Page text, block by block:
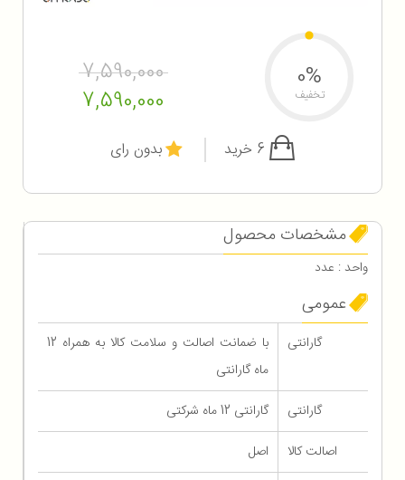
7,590,000
7,590,000
0%
تخفیف
بدون رای
مشخصات محصول
واحد : عدد
عمومی
گارانتی
با ضمانت اصالت و سلامت کالا به همراه 12
ماه گارانتی
گارانتی
گارانتی 12 ماه شرکتی
اصالت کالا
اصل